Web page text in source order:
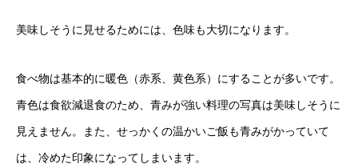
美味しそうに見せるためには、色味も大切になります。
食べ物は基本的に暖色（赤系、黄色系）にすることが多いです。
青色は食欲減退食のため、青みが強い料理の写真は美味しそうに
見えません。また、せっかくの温かいご飯も青みがかっていて
は、冷めた印象になってしまいます。